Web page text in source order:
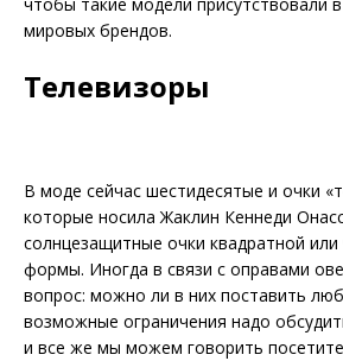
мировых брендов.
Телевизоры
В моде сейчас шестидесятые и очки
которые носила Жаклин Кеннеди
солнцезащитные очки квадратной или
формы. Иногда в связи с оправами
вопрос: можно ли в них поставить
возможные ограничения надо
и все же мы можем говорить